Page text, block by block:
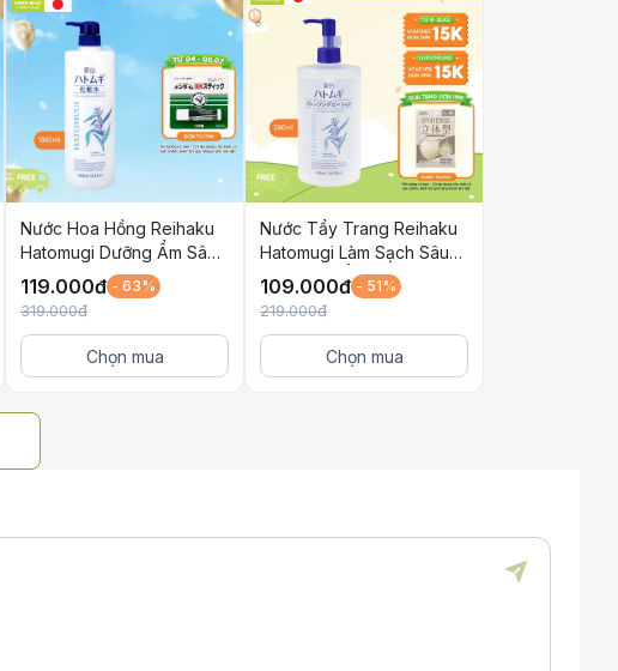
Nước Hoa Hồng Reihaku
Hatomugi Dưỡng Ẩm Sâu
và Làm Sáng Da 1000ml
119.000đ - 63%
319.000đ
Chọn mua
Nước Tẩy Trang Reihaku
Hatomugi Làm Sạch Sâu
và Dưỡng Ẩm Cho Da
500ml
109.000đ - 51%
219.000đ
Chọn mua